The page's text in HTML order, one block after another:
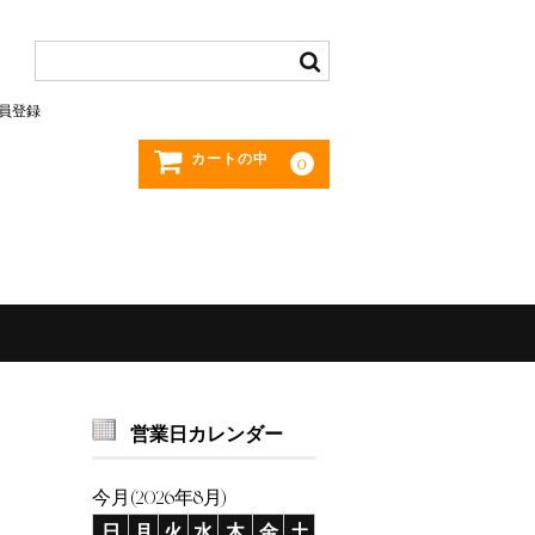
登録
カートの中 0
営業日カレンダー
今月(2026年8月)